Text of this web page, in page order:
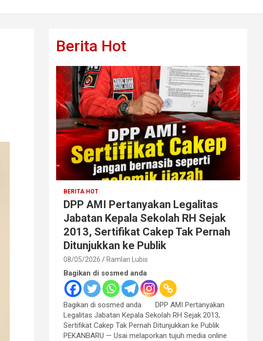
Berita Hot
BERITA HOT
DPP AMI Pertanyakan Legalitas
Jabatan Kepala Sekolah RH Sejak
2013, Sertifikat Cakep Tak Pernah
Ditunjukkan ke Publik
08/05/2026 Ramlan Lubis
Bagikan di sosmed anda
Bagikan di sosmed anda DPP AMI Pertanyakan
Legalitas Jabatan Kepala Sekolah RH Sejak 2013,
Sertifikat Cakep Tak Pernah Ditunjukkan ke Publik
PEKANBARU — Usai melaporkan tujuh media online